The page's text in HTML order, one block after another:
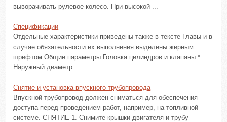
выворачивать рулевое колесо. При высокой ...
Спецификации
Отдельные характеристики приведены также в тексте Главы и в
случае обязательности их выполнения выделены жирным
шрифтом Общие параметры Головка цилиндров и клапаны *
Наружный диаметр ...
Снятие и установка впускного трубопровода
Впускной трубопровод должен сниматься для обеспечения
доступа перед проведением работ, например, на топливной
системе. СНЯТИЕ 1. Снимите крышки двигателя и трубу